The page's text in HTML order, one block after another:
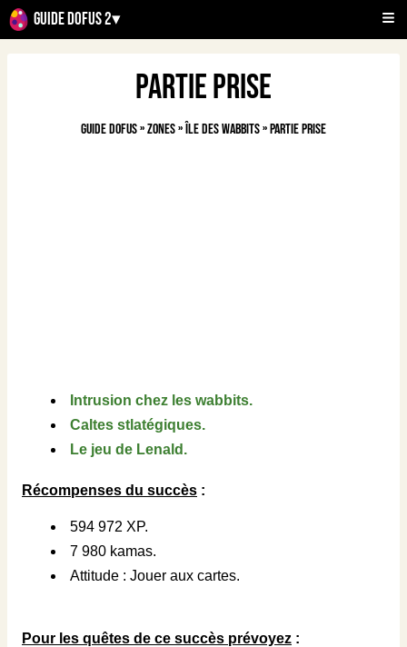
Guide Dofus 2▾
Partie prise
Guide Dofus»Zones»Île des Wabbits»Partie prise
Intrusion chez les wabbits.
Caltes stlatégiques.
Le jeu de Lenald.
Récompenses du succès :
594 972 XP.
7 980 kamas.
Attitude : Jouer aux cartes.
Pour les quêtes de ce succès prévoyez :